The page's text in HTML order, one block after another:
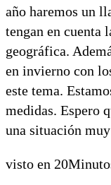
año haremos un
tengan en cuenta
geográfica.
en invierno con
este tema.
medidas. Espero
una situación
visto en